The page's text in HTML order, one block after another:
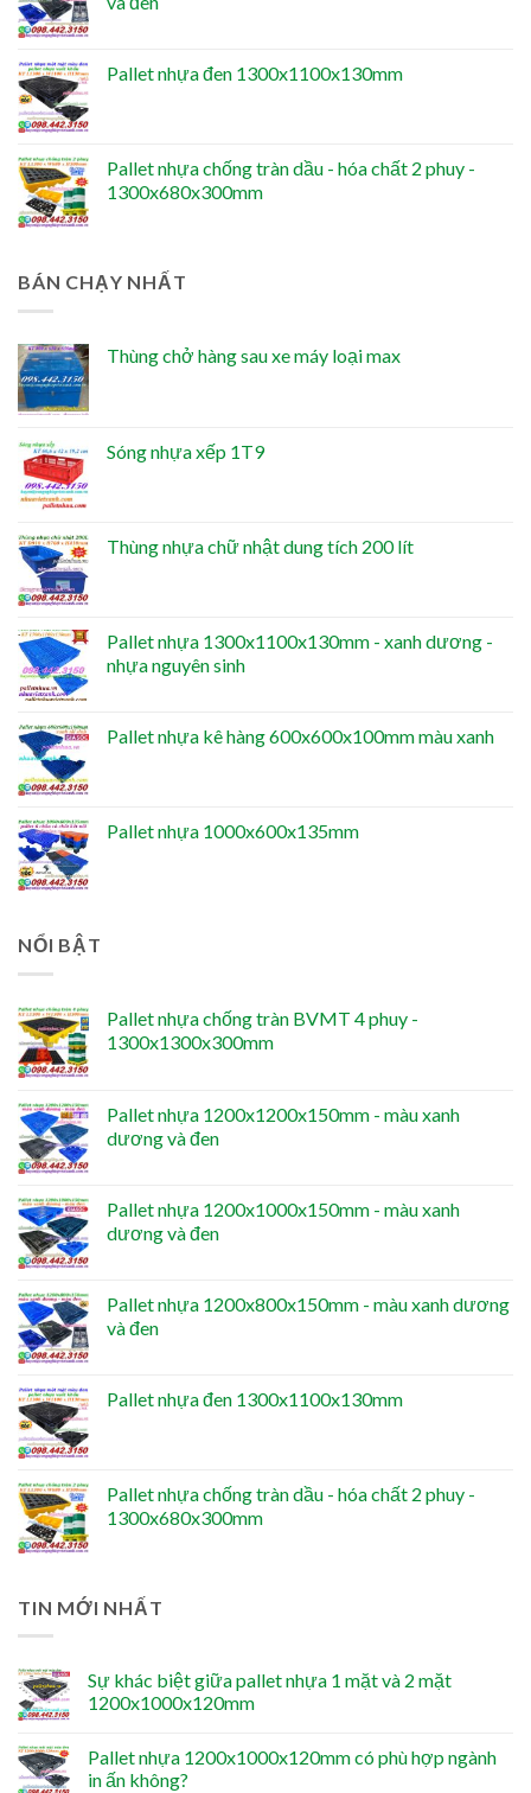
Pallet nhựa đen 1300x1100x130mm
Pallet nhựa chống tràn dầu - hóa chất 2 phuy -
1300x680x300mm
BÁN CHẠY NHẤT
Thùng chở hàng sau xe máy loại max
Sóng nhựa xếp 1T9
Thùng nhựa chữ nhật dung tích 200 lít
Pallet nhựa 1300x1100x130mm - xanh dương -
nhựa nguyên sinh
Pallet nhựa kê hàng 600x600x100mm màu xanh
Pallet nhựa 1000x600x135mm
NỔI BẬT
Pallet nhựa chống tràn BVMT 4 phuy -
1300x1300x300mm
Pallet nhựa 1200x1200x150mm - màu xanh
dương và đen
Pallet nhựa 1200x1000x150mm - màu xanh
dương và đen
Pallet nhựa 1200x800x150mm - màu xanh dương
và đen
Pallet nhựa đen 1300x1100x130mm
Pallet nhựa chống tràn dầu - hóa chất 2 phuy -
1300x680x300mm
TIN MỚI NHẤT
Sự khác biệt giữa pallet nhựa 1 mặt và 2 mặt
1200x1000x120mm
Pallet nhựa 1200x1000x120mm có phù hợp ngành
in ấn không?